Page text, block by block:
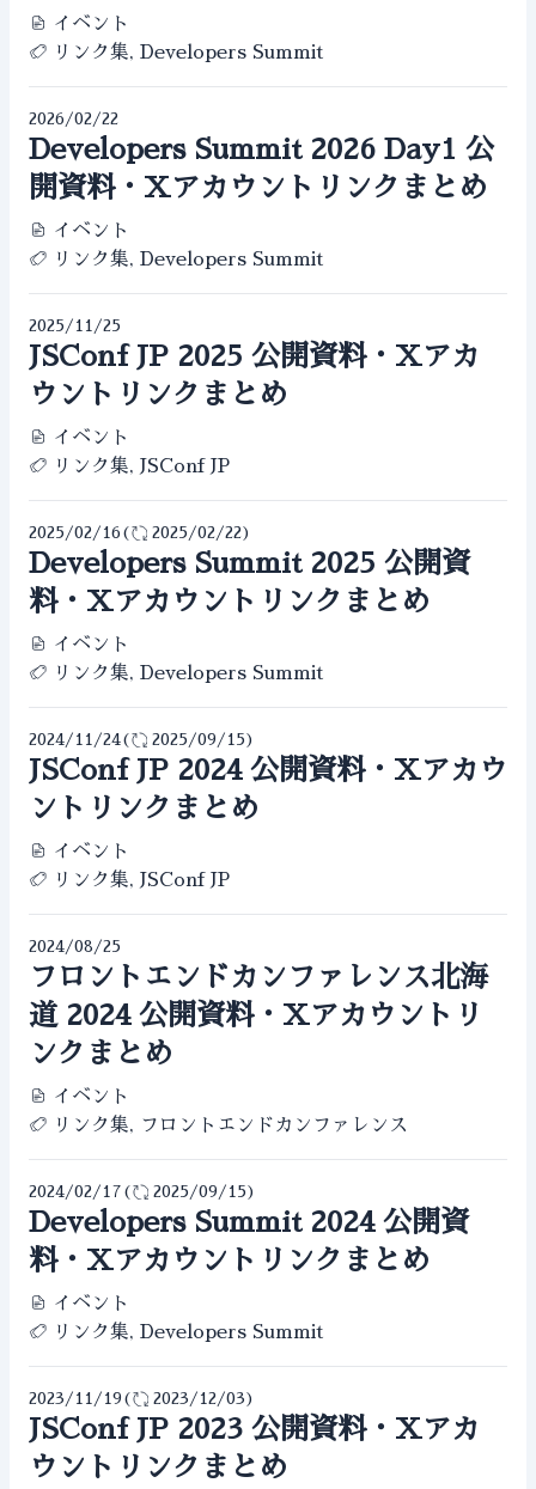
イベント
リンク集, Developers Summit
2026/02/22
Developers Summit 2026 Day1 公
開資料・Xアカウントリンクまとめ
イベント
リンク集, Developers Summit
2025/11/25
JSConf JP 2025 公開資料・Xアカ
ウントリンクまとめ
イベント
リンク集, JSConf JP
2025/02/16 ( 2025/02/22)
Developers Summit 2025 公開資
料・Xアカウントリンクまとめ
イベント
リンク集, Developers Summit
2024/11/24( 2025/09/15)
JSConf JP 2024 公開資料・Xアカウ
ントリンクまとめ
イベント
リンク集, JSConf JP
2024/08/25
フロントエンドカンファレンス北海
道 2024 公開資料・Xアカウントリ
ンクまとめ
イベント
リンク集, フロントエンドカンファレンス
2024/02/17 ( 2025/09/15)
Developers Summit 2024 公開資
料・Xアカウントリンクまとめ
イベント
リンク集, Developers Summit
2023/11/19 ( 2023/12/03)
JSConf JP 2023 公開資料・Xアカ
ウントリンクまとめ